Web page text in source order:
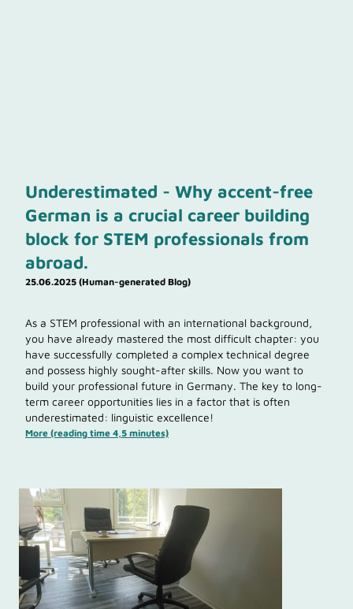
Underestimated - Why accent-free
German is a crucial career building
block for STEM professionals from
abroad.
25.06.2025 (Human-generated Blog)
As a STEM professional with an international background,
you have already mastered the most difficult chapter: you
have successfully completed a complex technical degree
and possess highly sought-after skills. Now you want to
build your professional future in Germany. The key to long-
term career opportunities lies in a factor that is often
underestimated: linguistic excellence!
More (reading time 4,5 minutes)